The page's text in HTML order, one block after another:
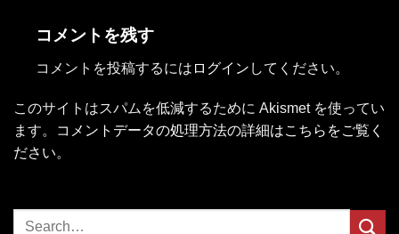
コメントを残す
コメントを投稿するには ログイン してください。
このサイトはスパムを低減するために Akismet を使ってい
ます。
コメントデータの処理方法の詳細はこちらをご覧く
ださい。